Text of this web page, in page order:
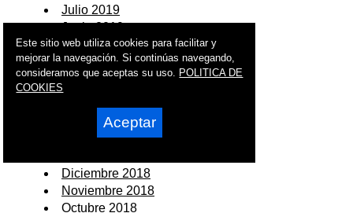
Julio 2019
Junio 2019
Mayo 2019
Abril 2019
Marzo 2019
Febrero 2019
Diciembre 2018
Noviembre 2018
Octubre 2018
Este sitio web utiliza cookies para facilitar y
mejorar la navegación. Si continúas navegando,
consideramos que aceptas su uso. POLITICA DE
COOKIES
Aceptar